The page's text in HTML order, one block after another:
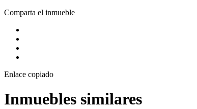
Comparta el inmueble
Enlace copiado
Inmuebles similares